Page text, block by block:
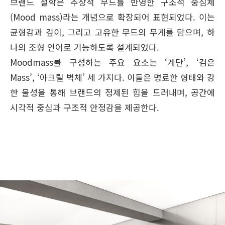
(Mood mass)라는 개념으로 확장되어 표현되었다. 이는
균형감과 깊이, 그리고 고유한 무드의 무게를 담으며, 하
나의 조형 언어로 기능하도록 설계되었다.
Moodmass를 구성하는 주요 요소는 ‘계단’, ‘검은
Mass’, ‘아크릴 벽체’ 세 가지다. 이들은 명료한 형태와 강
한 물성을 통해 브랜드의 정제된 힘을 드러내며, 공간에
시각적 중심과 구조적 안정감을 제공한다.